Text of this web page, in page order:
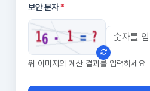
보안 문자*
위 이미지의 계산 결과를 입력하세요